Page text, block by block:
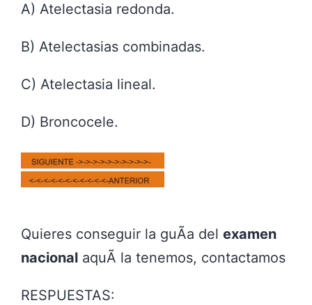
A) Atelectasia redonda.
B) Atelectasias combinadas.
C) Atelectasia lineal.
D) Broncocele.
Quieres conseguir la guÃ­a del examen
nacional aquÃ­ la tenemos, contactamos
RESPUESTAS: